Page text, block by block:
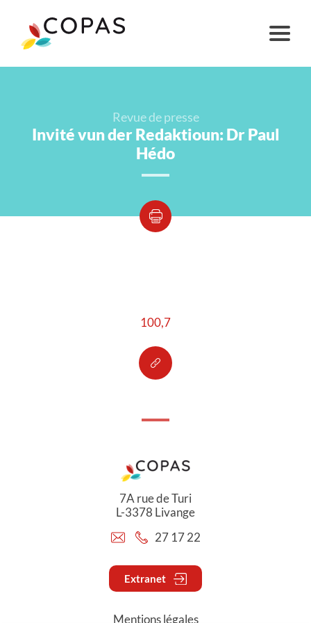
Revue de presse
Invité vun der Redaktioun: Dr Paul
Hédo
100,7
7A rue de Turi
L-3378 Livange
27 17 22
Extranet
Mentions légales